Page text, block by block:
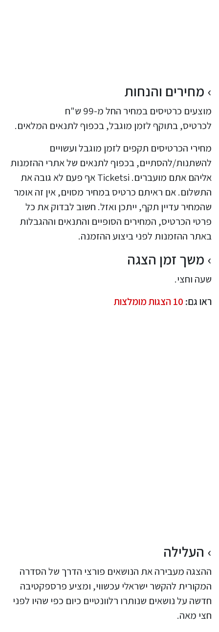
מחירים והנחות
מוצעים כרטיסים במחיר החל מ-99 ש"ח
לכרטיס, בתוקף לזמן מוגבל, בכפוף לתנאים המלאים.
מחירי הכרטיסים תקפים לזמן מוגבל ועשויים
להשתנות/להסתיים, בכפוף לתנאים של אתרי ההזמנות
אליהם אתם מועברים. Ticketsi אף פעם לא גובה את
התשלום. אם ראיתם כרטיס במחיר מסוים, אין זה אומר
שהמחיר עדיין תקף, ייתכן ואזל. חשוב לבדוק את כל
פרטי הכרטיס, המחירים הסופיים והתנאים וההגבלות
באתר ההזמנות לפני ביצוע ההזמנה.
משך זמן הצגה
שעה וחצי.
ראו גם: 10 הצגות מומלצות
העלילה
ההצגה מעבירה את הנושאים פורצי הדרך של הסדרה
המקורית להקשר ישראלי עכשווי, ומציע פרספקטיבה
חדשה על נושאים שנותרו רלוונטיים כיום כפי שהיו לפני
חצי מאה.